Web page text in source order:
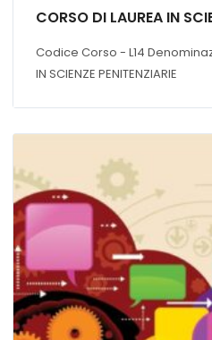
CORSO DI LAUREA IN
Codice Corso - L14
IN SCIENZE PENITENZIARIE